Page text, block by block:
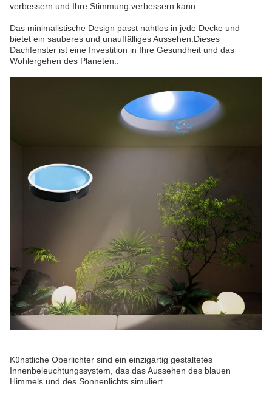
verbessern und Ihre Stimmung verbessern kann.
Das minimalistische Design passt nahtlos in jede Decke und
bietet ein sauberes und unauffälliges Aussehen.Dieses
Dachfenster ist eine Investition in Ihre Gesundheit und das
Wohlergehen des Planeten..
Künstliche Oberlichter sind ein einzigartig gestaltetes
Innenbeleuchtungssystem, das das Aussehen des blauen
Himmels und des Sonnenlichts simuliert.